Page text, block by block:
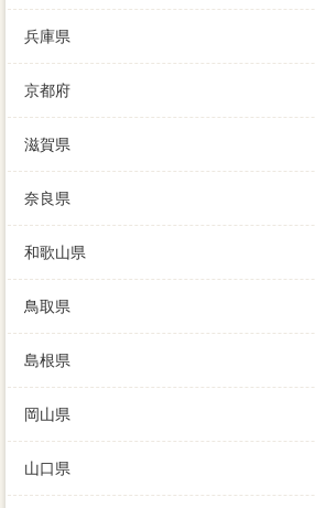
兵庫県
京都府
滋賀県
奈良県
和歌山県
鳥取県
島根県
岡山県
山口県